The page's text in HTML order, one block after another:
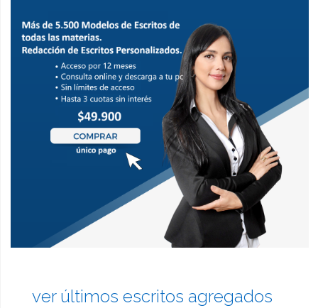
ver últimos escritos agregados